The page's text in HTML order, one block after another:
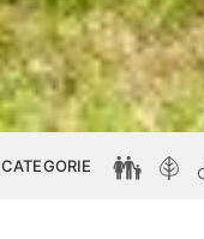
CATEGORIE